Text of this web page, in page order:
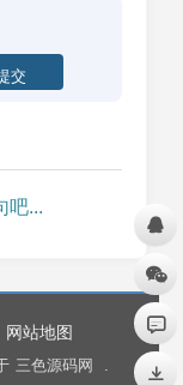
吧...
网站地图
三色源码网 .